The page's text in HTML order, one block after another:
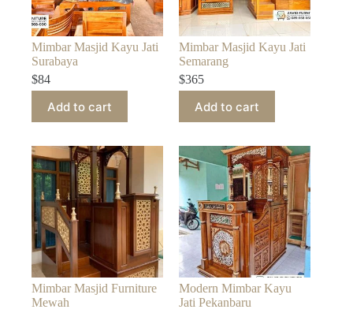
Mimbar Masjid Kayu Jati
Surabaya
$84
Add to cart
Mimbar Masjid Kayu Jati
Semarang
$365
Add to cart
Mimbar Masjid Furniture
Mewah
Modern Mimbar Kayu
Jati Pekanbaru